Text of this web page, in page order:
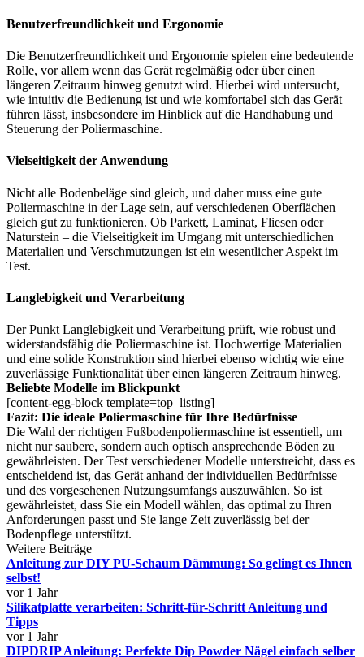
Benutzerfreundlichkeit und Ergonomie
Die Benutzerfreundlichkeit und Ergonomie spielen eine bedeutende
Rolle, vor allem wenn das Gerät regelmäßig oder über einen
längeren Zeitraum hinweg genutzt wird. Hierbei wird untersucht,
wie intuitiv die Bedienung ist und wie komfortabel sich das Gerät
führen lässt, insbesondere im Hinblick auf die Handhabung und
Steuerung der Poliermaschine.
Vielseitigkeit der Anwendung
Nicht alle Bodenbeläge sind gleich, und daher muss eine gute
Poliermaschine in der Lage sein, auf verschiedenen Oberflächen
gleich gut zu funktionieren. Ob Parkett, Laminat, Fliesen oder
Naturstein – die Vielseitigkeit im Umgang mit unterschiedlichen
Materialien und Verschmutzungen ist ein wesentlicher Aspekt im
Test.
Langlebigkeit und Verarbeitung
Der Punkt Langlebigkeit und Verarbeitung prüft, wie robust und
widerstandsfähig die Poliermaschine ist. Hochwertige Materialien
und eine solide Konstruktion sind hierbei ebenso wichtig wie eine
zuverlässige Funktionalität über einen längeren Zeitraum hinweg.
Beliebte Modelle im Blickpunkt
[content-egg-block template=top_listing]
Fazit: Die ideale Poliermaschine für Ihre Bedürfnisse
Die Wahl der richtigen Fußbodenpoliermaschine ist essentiell, um
nicht nur saubere, sondern auch optisch ansprechende Böden zu
gewährleisten. Der Test verschiedener Modelle unterstreicht, dass es
entscheidend ist, das Gerät anhand der individuellen Bedürfnisse
und des vorgesehenen Nutzungsumfangs auszuwählen. So ist
gewährleistet, dass Sie ein Modell wählen, das optimal zu Ihren
Anforderungen passt und Sie lange Zeit zuverlässig bei der
Bodenpflege unterstützt.
Weitere Beiträge
Anleitung zur DIY PU-Schaum Dämmung: So gelingt es Ihnen
selbst!
vor 1 Jahr
Silikatplatte verarbeiten: Schritt-für-Schritt Anleitung und
Tipps
vor 1 Jahr
DIPDRIP Anleitung: Perfekte Dip Powder Nägel einfach selber